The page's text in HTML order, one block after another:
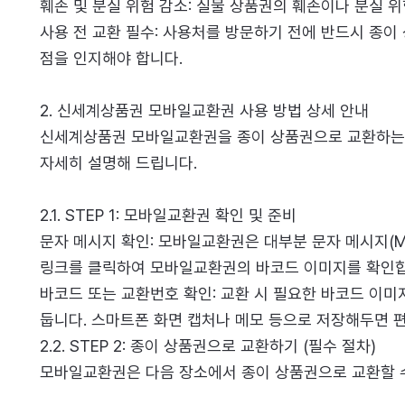
훼손 및 분실 위험 감소: 실물 상품권의 훼손이나 분실
사용 전 교환 필수: 사용처를 방문하기 전에 반드시 종
점을 인지해야 합니다.
2. 신세계상품권 모바일교환권 사용 방법 상세 안내
신세계상품권 모바일교환권을 종이 상품권으로 교환하
자세히 설명해 드립니다.
2.1. STEP 1: 모바일교환권 확인 및 준비
문자 메시지 확인: 모바일교환권은 대부분 문자 메시지
링크를 클릭하여 모바일교환권의 바코드 이미지를 확인
바코드 또는 교환번호 확인: 교환 시 필요한 바코드 이
둡니다. 스마트폰 화면 캡처나 메모 등으로 저장해두면
2.2. STEP 2: 종이 상품권으로 교환하기 (필수 절차)
모바일교환권은 다음 장소에서 종이 상품권으로 교환할